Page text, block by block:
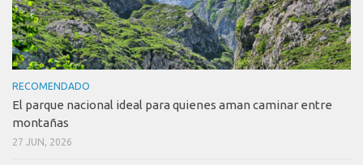
RECOMENDADO
El parque nacional ideal para quienes aman caminar entre
montañas
27 JUN, 2026